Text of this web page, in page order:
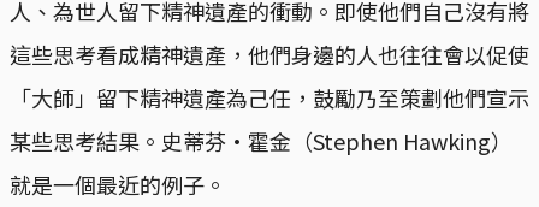
人、為世人留下精神遺產的衝動。即使他們自己沒有將
這些思考看成精神遺產，他們身邊的人也往往會以促使
「大師」留下精神遺產為己任，鼓勵乃至策劃他們宣示
某些思考結果。史蒂芬·霍金（Stephen Hawking）
就是一個最近的例子。